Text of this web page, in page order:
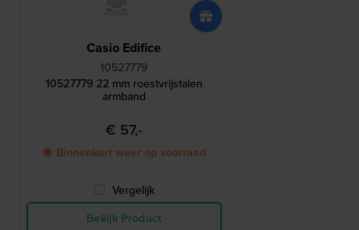
Casio Edifice
10527779
10527779 22 mm roestvrijstalen
armband
€ 57,-
● Binnenkort weer op voorraad
Vergelijk
Bekijk Product